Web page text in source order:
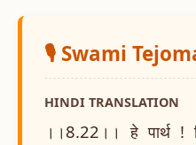
🎙️ Swami
HINDI TRANSLATION
।।8.22।। हे पार्थ !